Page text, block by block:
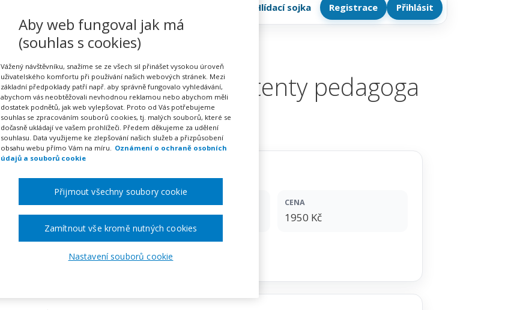
Hlídací sojka Registrace Přihlásit
Rizikové chování pro asistenty pedagoga
(webinář)
01. 12. 2026 ONLINE
CENA
1950 Kč
Zobrazit akci na webu pořadatele
Aby web fungoval jak má
(souhlas s cookies)
Vážený návštěvníku, snažíme se ze všech sil přinášet vysokou úroveň
uživatelského komfortu při používání našich webových stránek. Mezi
základní předpoklady patří např. aby správně fungovalo vyhledávání,
abychom vás neobtěžovali nevhodnou reklamou nebo abychom měli
dostatek podnětů, jak web vylepšovat. Proto od Vás potřebujeme
souhlas se zpracováním souborů cookies, tj. malých souborů, které se
dočasně ukládají ve vašem prohlížeči. Předem děkujeme za udělení
souhlasu. Data využijeme ke zlepšování našich služeb a přizpůsobení
obsahu webu přímo Vám na míru.
Oznámení o ochraně osobních
údajů a souborů cookie
Nastavení souborů cookie
Zamítnout vše kromě nutných cookies
Přijmout všechny soubory cookie